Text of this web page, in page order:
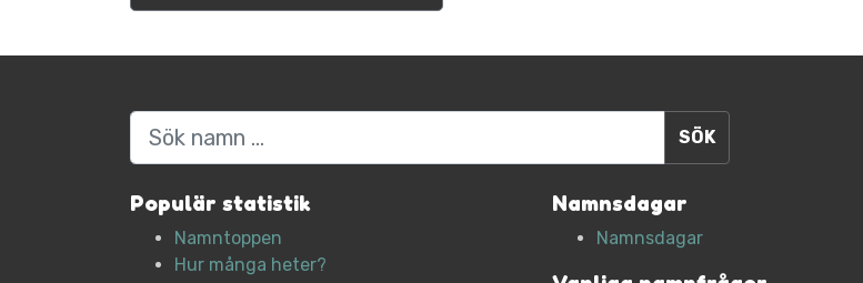
Sök
Populär statistik
Namntoppen
Hur många heter?
Namnsdagar
Namnsdagar